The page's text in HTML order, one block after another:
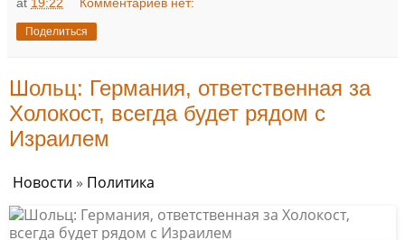
Поделиться
Шольц: Германия, ответственная за
Холокост, всегда будет рядом с
Израилем
Новости » Политика